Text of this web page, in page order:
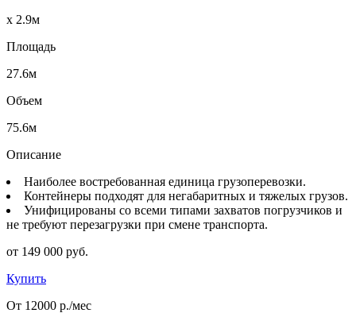
x 2.9м
Площадь
27.6м
Объем
75.6м
Описание
Наиболее востребованная единица грузоперевозки.
Контейнеры подходят для негабаритных и тяжелых грузов.
Унифицированы со всеми типами захватов погрузчиков и
не требуют перезагрузки при смене транспорта.
от 149 000 руб.
Купить
От 12000 р./мес